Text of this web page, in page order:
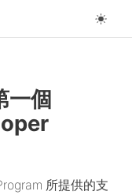
一個
所提供的支